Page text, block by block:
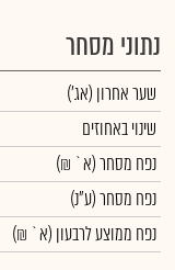
נתוני מסחר
שער אחרון (אג')
שינוי באחוזים
נפח מסחר(א` ₪)
נפח מסחר(ע"נ)
נפח ממוצע לרבעון (א` ₪)